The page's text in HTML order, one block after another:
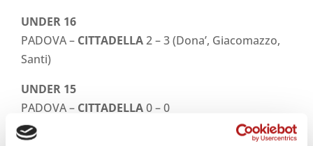
UNDER 16
PADOVA – CITTADELLA2 – 3 (Dona’, Giacomazzo,
Santi)
UNDER 15
PADOVA – CITTADELLA0 – 0
UNDER 14